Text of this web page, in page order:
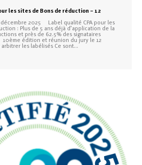
les sites de Bons de réduction – 12
2025 Label qualité CPA pour les
: Plus de 5 ans déjà d’application de la
et près de 62.5% des signataires
édition et réunion du jury le 12
les labélisés Ce sont…